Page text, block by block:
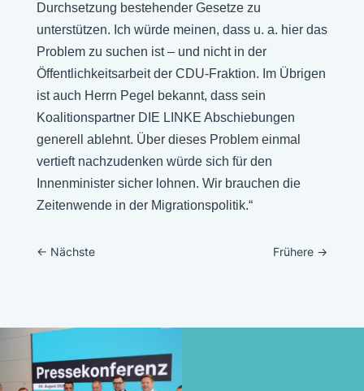
Durchsetzung bestehender Gesetze zu
unterstützen. Ich würde meinen, dass u. a. hier das
Problem zu suchen ist – und nicht in der
Öffentlichkeitsarbeit der CDU-Fraktion. Im Übrigen
ist auch Herrn Pegel bekannt, dass sein
Koalitionspartner DIE LINKE Abschiebungen
generell ablehnt. Über dieses Problem einmal
vertieft nachzudenken würde sich für den
Innenminister sicher lohnen. Wir brauchen die
Zeitenwende in der Migrationspolitik.“
← Nächste Frühere →